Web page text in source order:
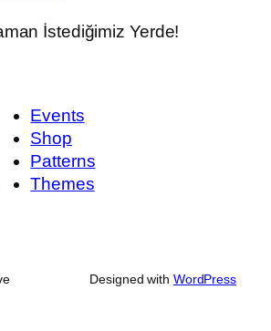
İstediğimiz Yerde!
Events
Shop
Patterns
Themes
Designed with WordPress